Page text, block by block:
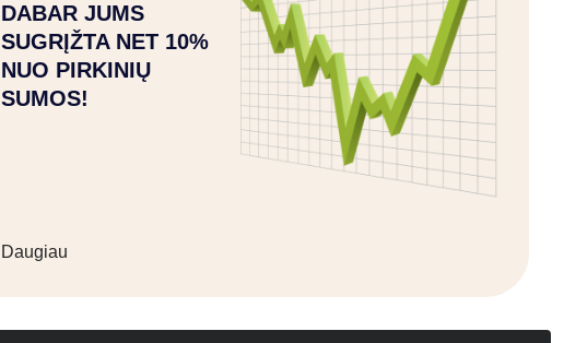
DABAR JUMS
SUGRĮŽTA NET 10%
NUO PIRKINIŲ
SUMOS!
Daugiau